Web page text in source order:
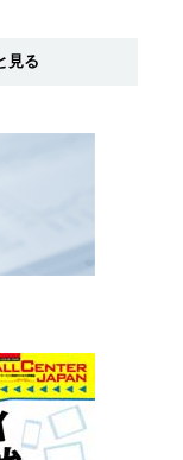
見る